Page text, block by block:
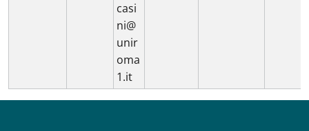
casi
ni@
unir
oma
1.it